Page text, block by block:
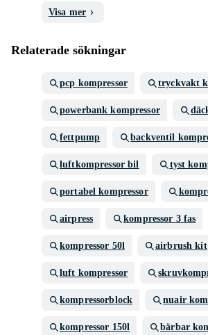
Visa mer
Relaterade sökningar
pcp kompressor tryckvakt
powerbank kompressor
fettpump backventil
luftkompressor bil tyst
portabel kompressor
airpress kompressor 3 fas
kompressor 50l airbrush kit
luft kompressor
kompressorblock nuair
kompressor 150l bärbar